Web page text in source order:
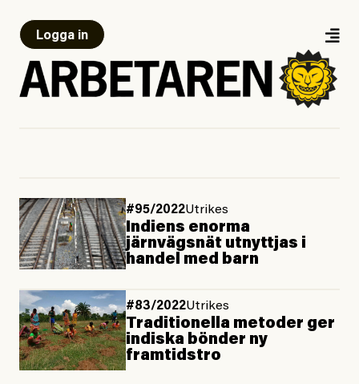
Logga in
#95/2022Utrikes
Indiens enorma
järnvägsnät utnyttjas i
handel med barn
#83/2022Utrikes
Traditionella metoder ger
indiska bönder ny
framtidstro